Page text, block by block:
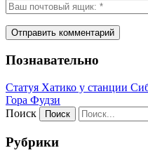
Познавательно
Статуя Хатико у станции
Гора Фудзи
Поиск
Рубрики